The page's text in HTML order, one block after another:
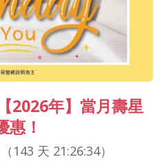
2026年】當月壽星
惠！
（ 143 天 21:26:32）